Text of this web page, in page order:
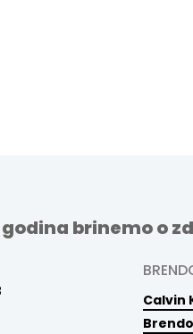
godina brinemo o
Calvin